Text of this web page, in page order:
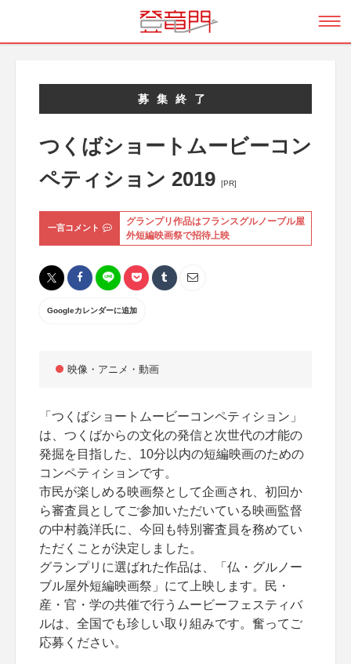
募集終了
つくばショートムービーコン
ペティション 2019
[PR]
一言コメント
グランプリ作品はフランスグルノーブル屋
外短編映画祭で招待上映
Googleカレンダーに追加
映像・アニメ・動画
「つくばショートムービーコンペティション」
は、つくばからの文化の発信と次世代の才能の
発掘を目指した、10分以内の短編映画のための
コンペティションです。
市民が楽しめる映画祭として企画され、初回か
ら審査員としてご参加いただいている映画監督
の中村義洋氏に、今回も特別審査員を務めてい
ただくことが決定しました。
グランプリに選ばれた作品は、「仏・グルノー
ブル屋外短編映画祭」にて上映します。民・
産・官・学の共催で行うムービーフェスティバ
ルは、全国でも珍しい取り組みです。奮ってご
応募ください。